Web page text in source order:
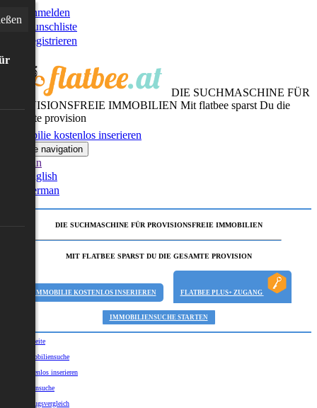
Anmelden
Wunschliste
Registrieren
DIE SUCHMASCHINE FÜR
PROVISIONSFREIE IMMOBILIEN Mit flatbee sparst Du die
gesamte provision
Immobilie kostenlos inserieren
Toggle navigation
German
English
German
DIE SUCHMASCHINE FÜR PROVISIONSFREIE IMMOBILIEN
MIT FLATBEE SPARST DU DIE GESAMTE PROVISION
IMMOBILIE KOSTENLOS INSERIEREN FLATBEE PLUS+ ZUGANG
IMMOBILIENSUCHE STARTEN
Startseite
Immobiliensuche
Kostenlos inserieren
Kartensuche
Umzugsvergleich